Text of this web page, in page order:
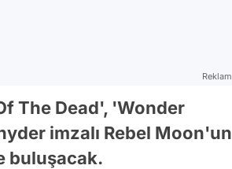
Reklam
The Dead', 'Wonder
imzalı Rebel Moon'un
buluşacak.